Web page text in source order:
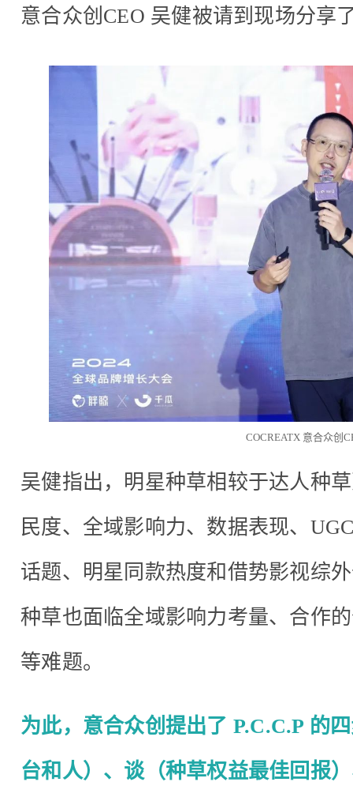
意合众创CEO 吴健被请到现场分享
COCREATX 意合众创
吴健指出，明星种草相较于达人种
民度、全域影响力、数据表现、
话题、明星同款热度和借势影视综
种草也面临全域影响力考量、合作
等难题。
为此，意合众创提出了 P.C.C.P 的
台和人）、谈（种草权益最佳回报